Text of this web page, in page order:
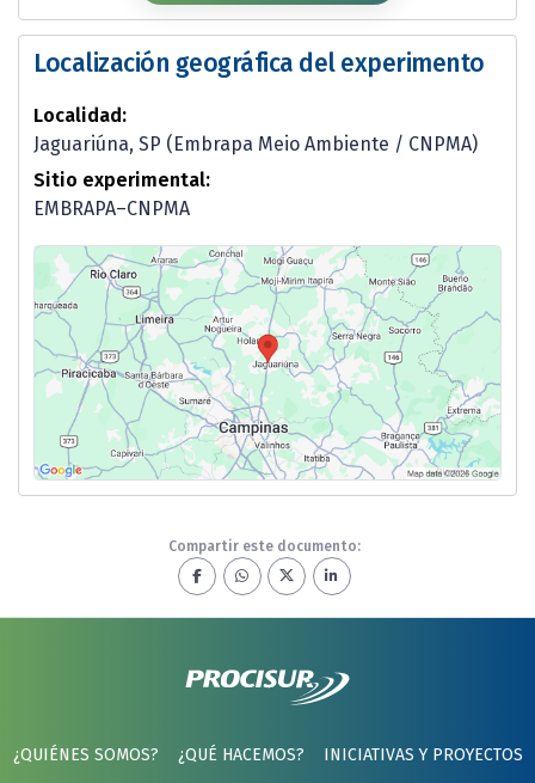
Localización geográfica del experimento
Localidad:
Jaguariúna, SP (Embrapa Meio Ambiente / CNPMA)
Sitio experimental:
EMBRAPA–CNPMA
Compartir este documento:
¿QUIÉNES SOMOS? ¿QUÉ HACEMOS? INICIATIVAS Y PROYECTOS